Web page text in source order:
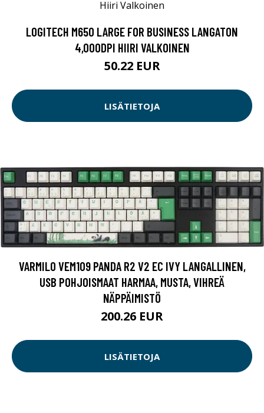
LOGITECH M650 LARGE FOR BUSINESS LANGATON
4,000DPI HIIRI VALKOINEN
50.22 EUR
LISÄTIETOJA
VARMILO VEM109 PANDA R2 V2 EC IVY LANGALLINEN,
USB POHJOISMAAT HARMAA, MUSTA, VIHREÄ
NÄPPÄIMISTÖ
200.26 EUR
LISÄTIETOJA